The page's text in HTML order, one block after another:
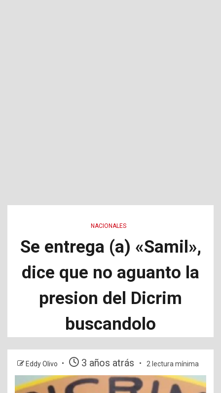
NACIONALES
Se entrega (a) «Samil»,
dice que no aguanto la
presion del Dicrim
buscandolo
Eddy Olivo 3 años atrás 2 lectura mínima